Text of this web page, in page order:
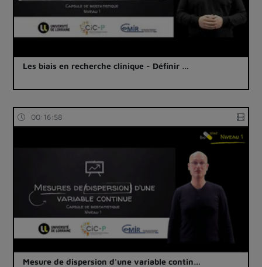
Les biais en recherche clinique - Définir …
00:16:58
Mesure de dispersion d'une variable contin…